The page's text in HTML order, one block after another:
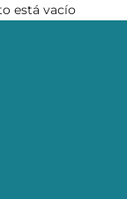
está vacío
- NIGHTTIME